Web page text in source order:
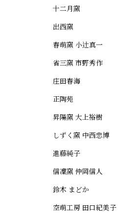
十二月窯
出西窯
春萌窯 小辻真一
省三窯 市野秀作
庄田春海
正陶苑
昇陽窯 大上裕樹
しずく窯 中西忠博
進藤純子
信凜窯 仲岡信人
鈴木 まどか
空萌工房 田口紀美子